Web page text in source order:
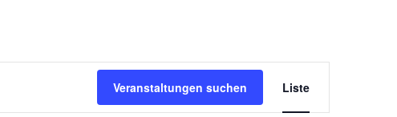
Veranstaltungen suchen Liste